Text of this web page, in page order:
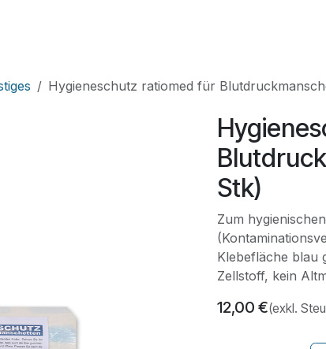
Hygieneschutz ratiomed für
Stk)
Zum
Klebefläche blau
Zellstoff, kein
12,00 €(exkl.